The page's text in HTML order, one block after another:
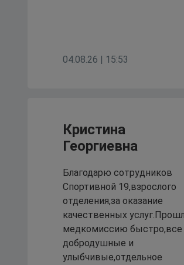
04.08.26 | 15:53
Кристина
Георгиевна
Благодарю сотрудников
Спортивной 19,взрослого
отделения,за оказание
качественных
медкомиссию быстро,все
добродушные и
улыбчивые,отдельное